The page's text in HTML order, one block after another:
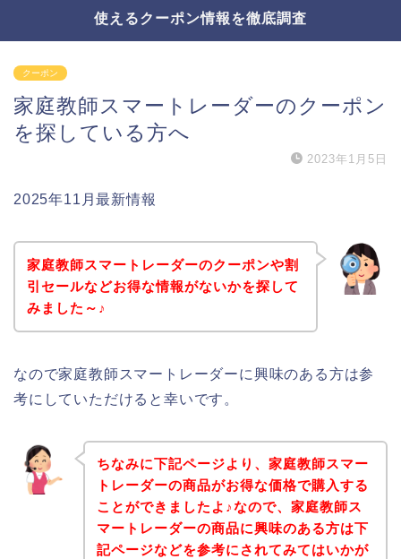
使えるクーポン情報を徹底調査
クーポン
家庭教師スマートレーダーのクーポン
を探している方へ
2023年1月5日
2025年11月最新情報
家庭教師スマートレーダーのクーポンや割
引セールなどお得な情報がないかを探して
みました～♪
なので家庭教師スマートレーダーに興味のある方は参
考にしていただけると幸いです。
ちなみに下記ページより、家庭教師スマー
トレーダーの商品がお得な価格で購入する
ことができましたよ♪なので、家庭教師ス
マートレーダーの商品に興味のある方は下
記ページなどを参考にされてみてはいかが